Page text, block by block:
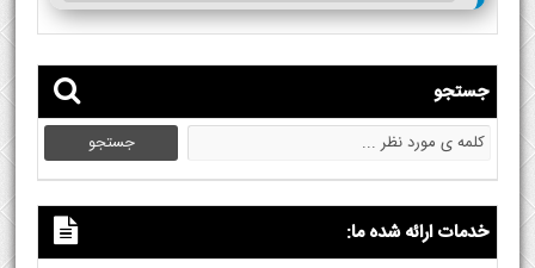
جستجو
خدمات ارائه شده ما: